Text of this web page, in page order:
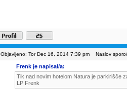
Objavljeno: Tor Dec 16, 2014 7:39 pm Naslov
Frenk je napisal/a:
Tik nad novim hotelom Natura je parkirišče
LP Frenk